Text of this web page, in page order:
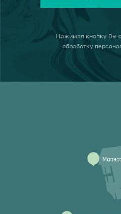
Нажимая кнопку Вы
обработку